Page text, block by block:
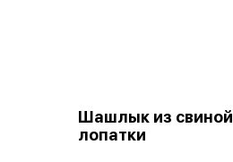
Шашлык из свиной
лопатки